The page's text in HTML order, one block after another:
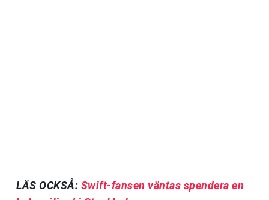
LÄS OCKSÅ: Swift-fansen väntas spendera en